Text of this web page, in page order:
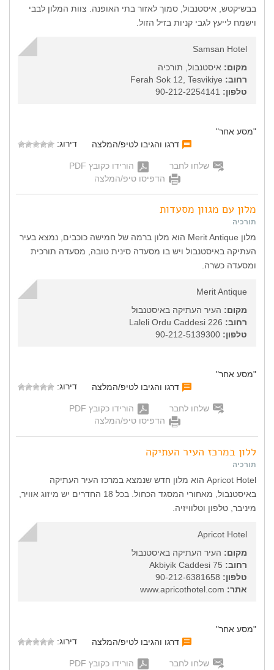
בבשיקטש, איסטנבול, סמוך לאזור בתי האופנה. צוות המלון לבבי
וישמח לייעץ לגבי קניות בזיל הזול.
Samsan Hotel
מקום: איסטנבול, תורכיה
רחוב:
טלפון:
"מסע אחר"
דרגו והגיבו לטיפ/המלצה
דירוג:
שלחו לחבר
הורידו כקובץ PDF
הדפיסו טיפ/המלצה
מלון עם מגוון מסעדות
תורכיה
מלון Merit Antique הוא מלון ברמה של חמישה כוכבים, נמצא בעיר
העתיקה באיסטנבול ויש בו מסעדה סינית טובה, מסעדה תורכית
ומסעדה כשרה.
Merit Antique
מקום: העיר העתיקה באיסטנבול
רחוב:
טלפון:
"מסע אחר"
דרגו והגיבו לטיפ/המלצה
דירוג:
שלחו לחבר
הורידו כקובץ PDF
הדפיסו טיפ/המלצה
ללון במרכז העיר העתיקה
תורכיה
Apricot Hotel הוא מלון חדש שנמצא במרכז העיר העתיקה
באיסטנבול, מאחורי המסגד הכחול. בכל 18 החדרים יש מיזוג אוויר,
מיניבר, טלפון וטלוויזיה.
Apricot Hotel
מקום: העיר העתיקה באיסטנבול
רחוב:
טלפון:
אתר:
"מסע אחר"
דרגו והגיבו לטיפ/המלצה
דירוג:
שלחו לחבר הורידו כקובץ PDF